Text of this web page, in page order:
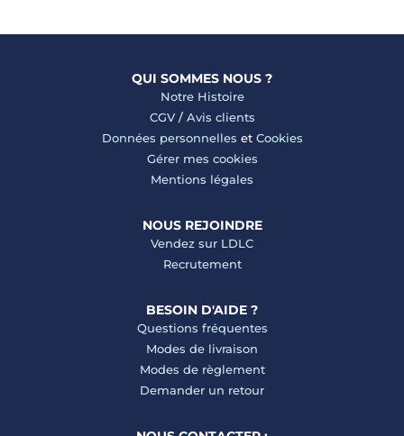
QUI SOMMES NOUS ?
Notre Histoire
CGV/ Avis clients
Données personnelles et Cookies
Gérer mes cookies
Mentions légales
NOUS REJOINDRE
Vendez sur LDLC
Recrutement
BESOIN D'AIDE ?
Questions fréquentes
Modes de livraison
Modes de règlement
Demander un retour